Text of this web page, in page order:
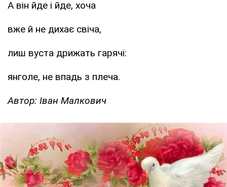
А він йде і йде, хоча
вже й не дихає свіча,
лиш вуста дрижать гарячі:
янголе, не впадь з плеча.
Автор: Іван Малкович